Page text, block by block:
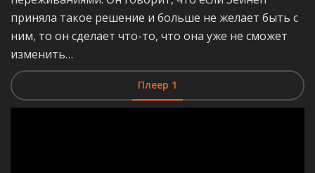
приняла такое решение и больше не желает быть с
ним, то он сделает что-то, что она уже не сможет
изменить…
Плеер 1